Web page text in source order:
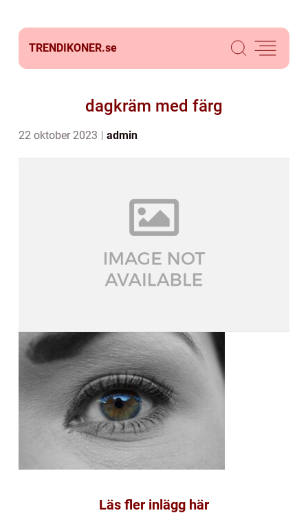
TRENDIKONER.se
dagkräm med färg
22 oktober 2023 admin
Läs fler inlägg här